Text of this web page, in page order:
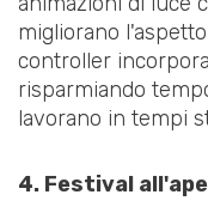
migliorano
controller
risparmiando
lavorano in tempi
4. Festival